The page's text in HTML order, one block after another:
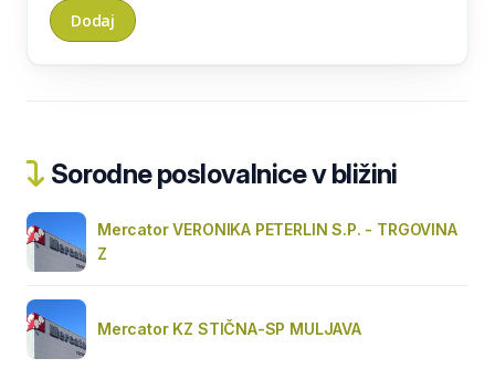
Sorodne poslovalnice v bližini
Mercator VERONIKA PETERLIN S.P. - TRGOVINA
Z
Mercator KZ STIČNA-SP MULJAVA